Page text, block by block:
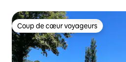
Coup de cœur voyageurs
Coup de cœur voyageurs